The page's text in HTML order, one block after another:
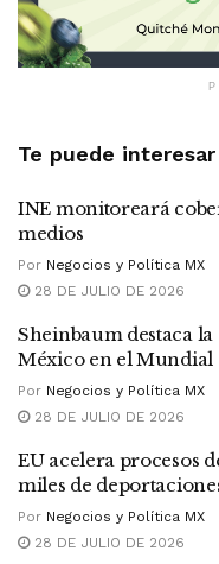
Te puede interesar
INE monitoreará
medios
Por Negocios y Política MX
28 DE JULIO DE 2026
Sheinbaum destaca
México en el Mundial
Por Negocios y Política MX
28 DE JULIO DE 2026
EU acelera procesos
miles de
Por Negocios y Política MX
28 DE JULIO DE 2026